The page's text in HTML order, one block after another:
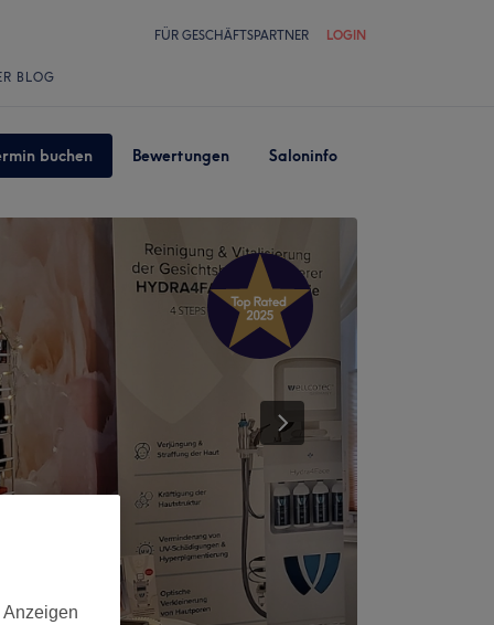
FÜR GESCHÄFTSPARTNER LOGIN
BLOG
buchen Bewertungen Saloninfo